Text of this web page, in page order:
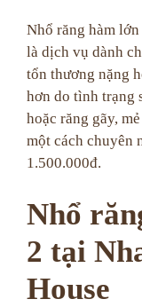
Nhổ răng hàm
là dịch vụ dành
tổn thương nặng
hơn do tình trạng
hoặc răng gãy,
một cách chuyên
1.500.000đ.
Nhổ
2 tại
House